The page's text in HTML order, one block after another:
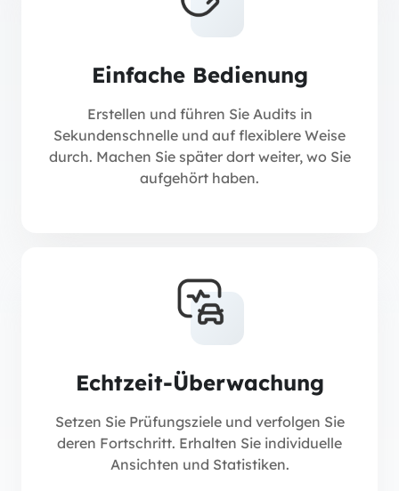
Einfache Bedienung
Erstellen und führen Sie Audits in
Sekundenschnelle und auf flexiblere Weise
durch. Machen Sie später dort weiter, wo Sie
aufgehört haben.
Echtzeit-Überwachung
Setzen Sie Prüfungsziele und verfolgen Sie
deren Fortschritt. Erhalten Sie individuelle
Ansichten und Statistiken.